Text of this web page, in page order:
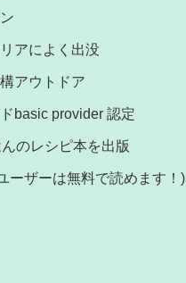
アによく出没
アウトドア
basic provider 認定
のレシピ本を出版
ーザーは無料で読めます！)